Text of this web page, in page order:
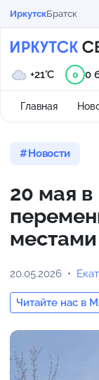
ИркутскБратск
Главная
+21°C 0 0
Новости
20 мая в
местами
20.05.2026
Читайте нас в